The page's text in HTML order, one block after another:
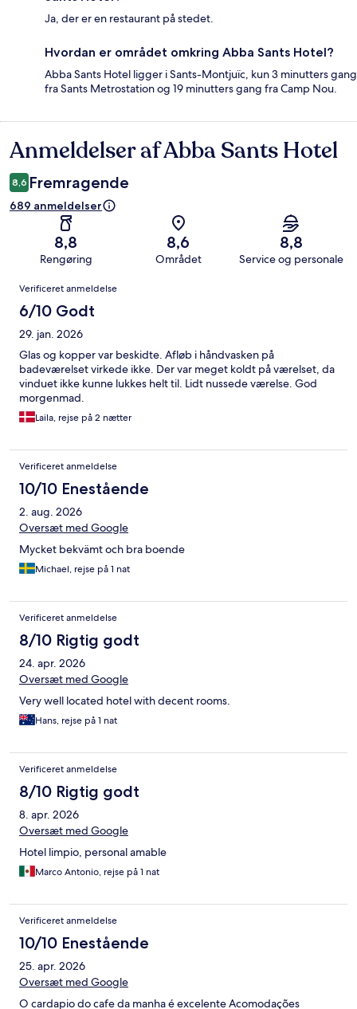
Ja, der er en restaurant på stedet.
Hvordan er området omkring Abba Sants Hotel?
Abba Sants Hotel ligger i Sants-Montjuïc, kun 3 minutters gang
fra Sants Metrostation og 19 minutters gang fra Camp Nou.
Anmeldelser
Anmeldelser af Abba Sants Hotel
8,6 Fremragende
689 anmeldelser
8,8
Rengøring
8,6
Området
8,8
Service og personale
Anmeldelser
Verificeret anmeldelse
6/10 Godt
29. jan. 2026
Glas og kopper var beskidte. Afløb i håndvasken på
badeværelset virkede ikke. Der var meget koldt på værelset, da
vinduet ikke kunne lukkes helt til. Lidt nussede værelse. God
morgenmad.
Laila, rejse på 2 nætter
Verificeret anmeldelse
10/10 Enestående
2. aug. 2026
Oversæt med Google
Mycket bekvämt och bra boende
Michael, rejse på 1 nat
Verificeret anmeldelse
8/10 Rigtig godt
24. apr. 2026
Oversæt med Google
Very well located hotel with decent rooms.
Hans, rejse på 1 nat
Verificeret anmeldelse
8/10 Rigtig godt
8. apr. 2026
Oversæt med Google
Hotel limpio, personal amable
Marco Antonio, rejse på 1 nat
Verificeret anmeldelse
10/10 Enestående
25. apr. 2026
Oversæt med Google
O cardapio do cafe da manha é excelente Acomodações